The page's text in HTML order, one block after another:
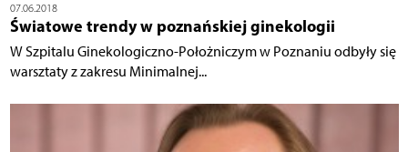
07.06.2018
Światowe trendy w poznańskiej ginekologii
W Szpitalu Ginekologiczno-Położniczym w Poznaniu odbyły się
warsztaty z zakresu Minimalnej...